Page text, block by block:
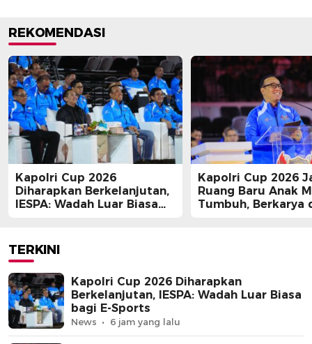
REKOMENDASI
Kapolri Cup 2026
Diharapkan Berkelanjutan,
IESPA: Wadah Luar Biasa
Kapolri Cup 2026
Ruang Baru Anak
Tumbuh, Berkarya
TERKINI
Kapolri Cup 2026 Diharapkan
Berkelanjutan, IESPA: Wadah Luar Biasa
bagi E-Sports
News 6 jam yang lalu